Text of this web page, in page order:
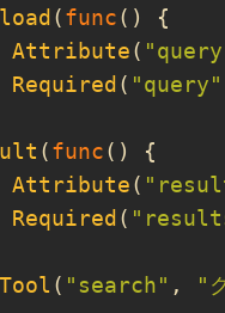
( func
Attribute (
Required ( "query"
( func
Attribute (
Required (
( "search" ,
"